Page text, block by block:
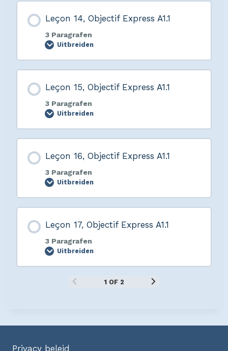
Leçon 14, Objectif Express A1.1
3 Paragrafen
Uitbreiden
Leçon 15, Objectif Express A1.1
3 Paragrafen
Uitbreiden
Leçon 16, Objectif Express A1.1
3 Paragrafen
Uitbreiden
Leçon 17, Objectif Express A1.1
3 Paragrafen
Uitbreiden
1 OF 2
Privacy beleid